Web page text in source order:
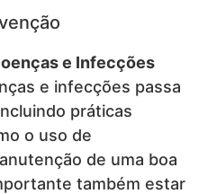
e Infecções
e infecções passa
práticas
o uso de
de uma boa
também estar